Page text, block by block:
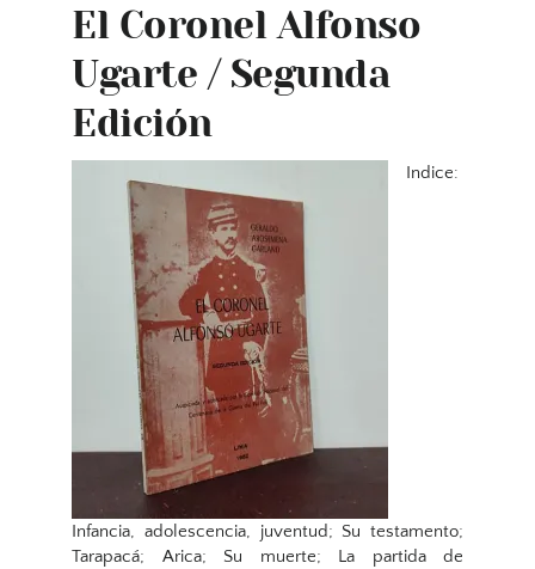
El Coronel Alfonso
Ugarte / Segunda
Edición
Indice:
Infancia, adolescencia, juventud; Su testamento;
Tarapacá; Arica; Su muerte; La partida de